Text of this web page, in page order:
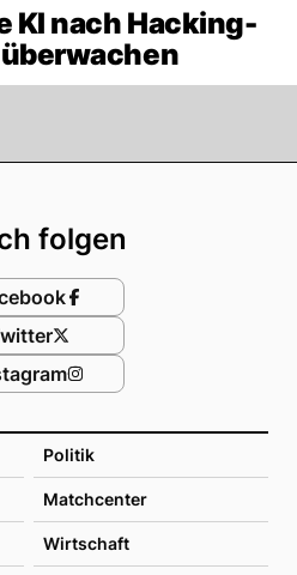
KI nach Hacking-
Politik
Matchcenter
Wirtschaft
folgen